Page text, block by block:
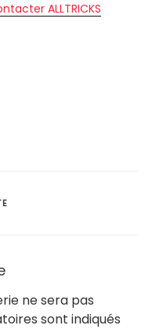
ALLTRICKS
ne sera pas
sont indiqués